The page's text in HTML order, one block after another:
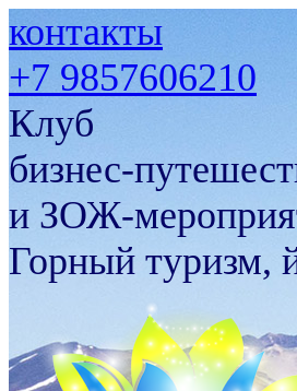
контакты
+7 9857606210
Клуб
бизнес-
и ЗОЖ-
Горный туризм,